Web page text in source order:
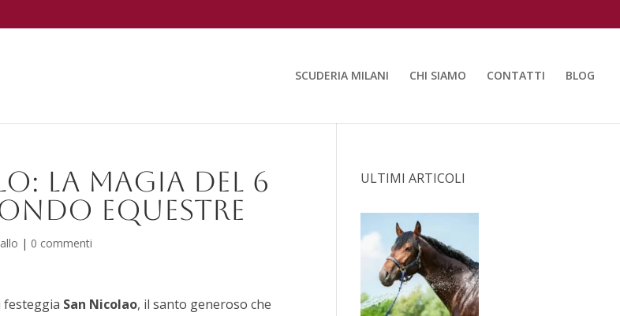
SCUDERIA MILANI CHI SIAMO CONTATTI BLOG
la magia del 6
equestre
| 0 commenti
festeggia San Nicolao, il santo generoso che
ULTIMI ARTICOLI